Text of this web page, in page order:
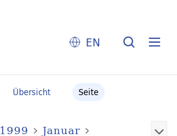
EN
Übersicht Seite
1999
Januar